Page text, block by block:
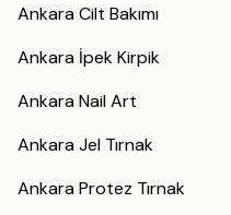
Ankara Cilt Bakımı
Ankara İpek Kirpik
Ankara Nail Art
Ankara Jel Tırnak
Ankara Protez Tırnak